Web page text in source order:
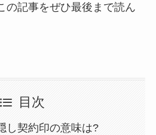
の記事をぜひ最後まで読ん
目次
し契約印の意味は?